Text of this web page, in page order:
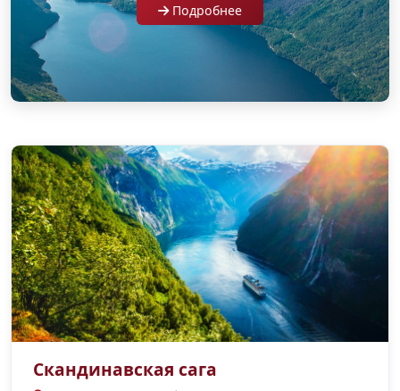
Подробнее
Скандинавская сага